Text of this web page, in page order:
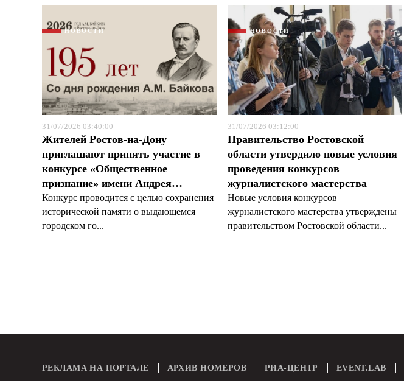
НОВОСТИ
31/07/2026 03:40:00
Жителей Ростов-на-Дону
приглашают принять участие в
конкурсе «Общественное
признание» имени Андрея…
Конкурс проводится с целью сохранения
исторической памяти о выдающемся
городском го...
НОВОСТИ
31/07/2026 03:12:00
Правительство Ростовской
области утвердило новые условия
проведения конкурсов
журналистского мастерства
Новые условия конкурсов
журналистского мастерства утверждены
правительством Ростовской области...
РЕКЛАМА НА ПОРТАЛЕ АРХИВ НОМЕРОВ РИА-ЦЕНТР EVENT.LAB